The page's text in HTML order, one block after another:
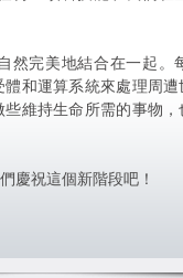
然完美地結合在一起。
和運算系統來處理周
維持生命所需的事物
慶祝這個新階段吧！